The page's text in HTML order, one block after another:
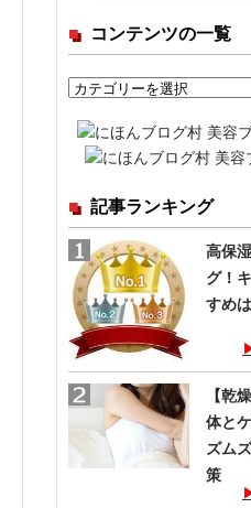
コンテンツの一覧
コ
テ
の
一
覧
記事ランキング
高保
グ！
すめ
【乾
体と
ズム
策